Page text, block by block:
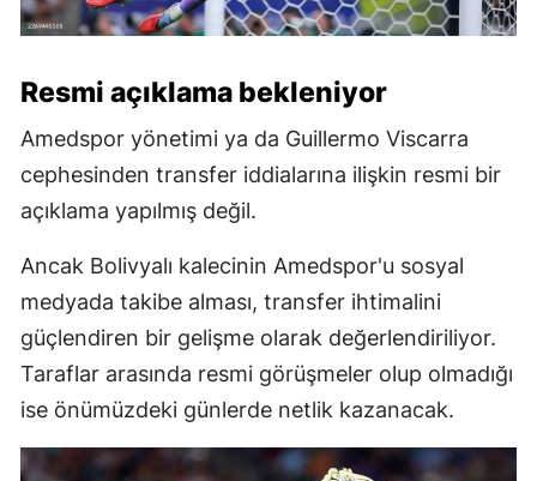
Resmi açıklama bekleniyor
Amedspor yönetimi ya da Guillermo Viscarra
cephesinden transfer iddialarına ilişkin resmi bir
açıklama yapılmış değil.
Ancak Bolivyalı kalecinin Amedspor'u sosyal
medyada takibe alması, transfer ihtimalini
güçlendiren bir gelişme olarak değerlendiriliyor.
Taraflar arasında resmi görüşmeler olup olmadığı
ise önümüzdeki günlerde netlik kazanacak.